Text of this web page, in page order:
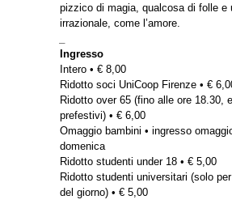
pizzico di magia, qualcosa di folle e
irrazionale, come l’amore.
Ingresso
Intero • € 8,00
Ridotto soci UniCoop Firenze • €
Ridotto over 65 (fino alle ore 18.30,
prefestivi) • € 6,00
Omaggio bambini • ingresso
domenica
Ridotto studenti under 18 • € 5,00
Ridotto studenti universitari (solo
del giorno) • € 5,00